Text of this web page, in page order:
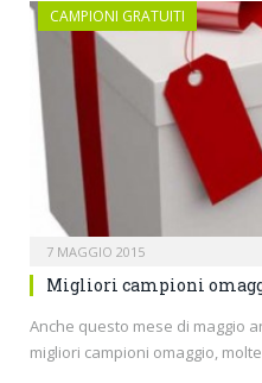
CAMPIONI GRATUITI
7 MAGGIO 2015
Migliori campioni
Anche questo mese di maggio
migliori campioni omaggio,